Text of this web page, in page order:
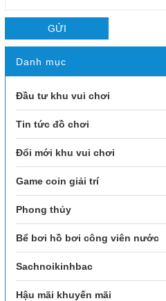
GỬI
Danh mục
Đầu tư khu vui chơi
Tin tức đồ chơi
Đổi mới khu vui chơi
Game coin giải trí
Phong thủy
Bể bơi hồ bơi công viên nước
Sachnoikinhbac
Hậu mãi khuyến mãi